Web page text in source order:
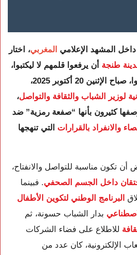
المشهد الإعلامي المغربي، اختار
طنجة أن يرفعوا قلمهم لا ليكتبوا،
20 أكتوبر 2025،
لوزير الشباب والثقافة والتواصل،
كثيرون بأنها “صفعة رمزية” ضد
والانفراد بالقرارات التي تنهجها
أن تكون مناسبة للتواصل والانفتاح،
داخل الجسم الصحفي. فبينما
البرنامج الوطني لتكوين الأطفال
بدار الشباب حسونة، ثم
للاطلاع على فضاء الشركات
الإلكترونية، كان عدد من